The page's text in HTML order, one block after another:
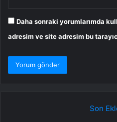
Daha sonraki yorumlarımda
adresim ve site adresim bu
Son